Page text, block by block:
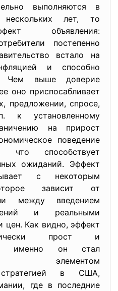
выполняются в
лет, то
объявления:
постепенно
встало на
и способно
Чем выше доверие
оно приспосабливает
предложении, спросе,
к установленному
на прирост
поведение
что способствует
ожиданий. Эффект
с некоторым
зависит от
между введением
и реальными
цен. Как видно, эффект
прост и
именно он стал
элементом
стратегией в США,
где в последние